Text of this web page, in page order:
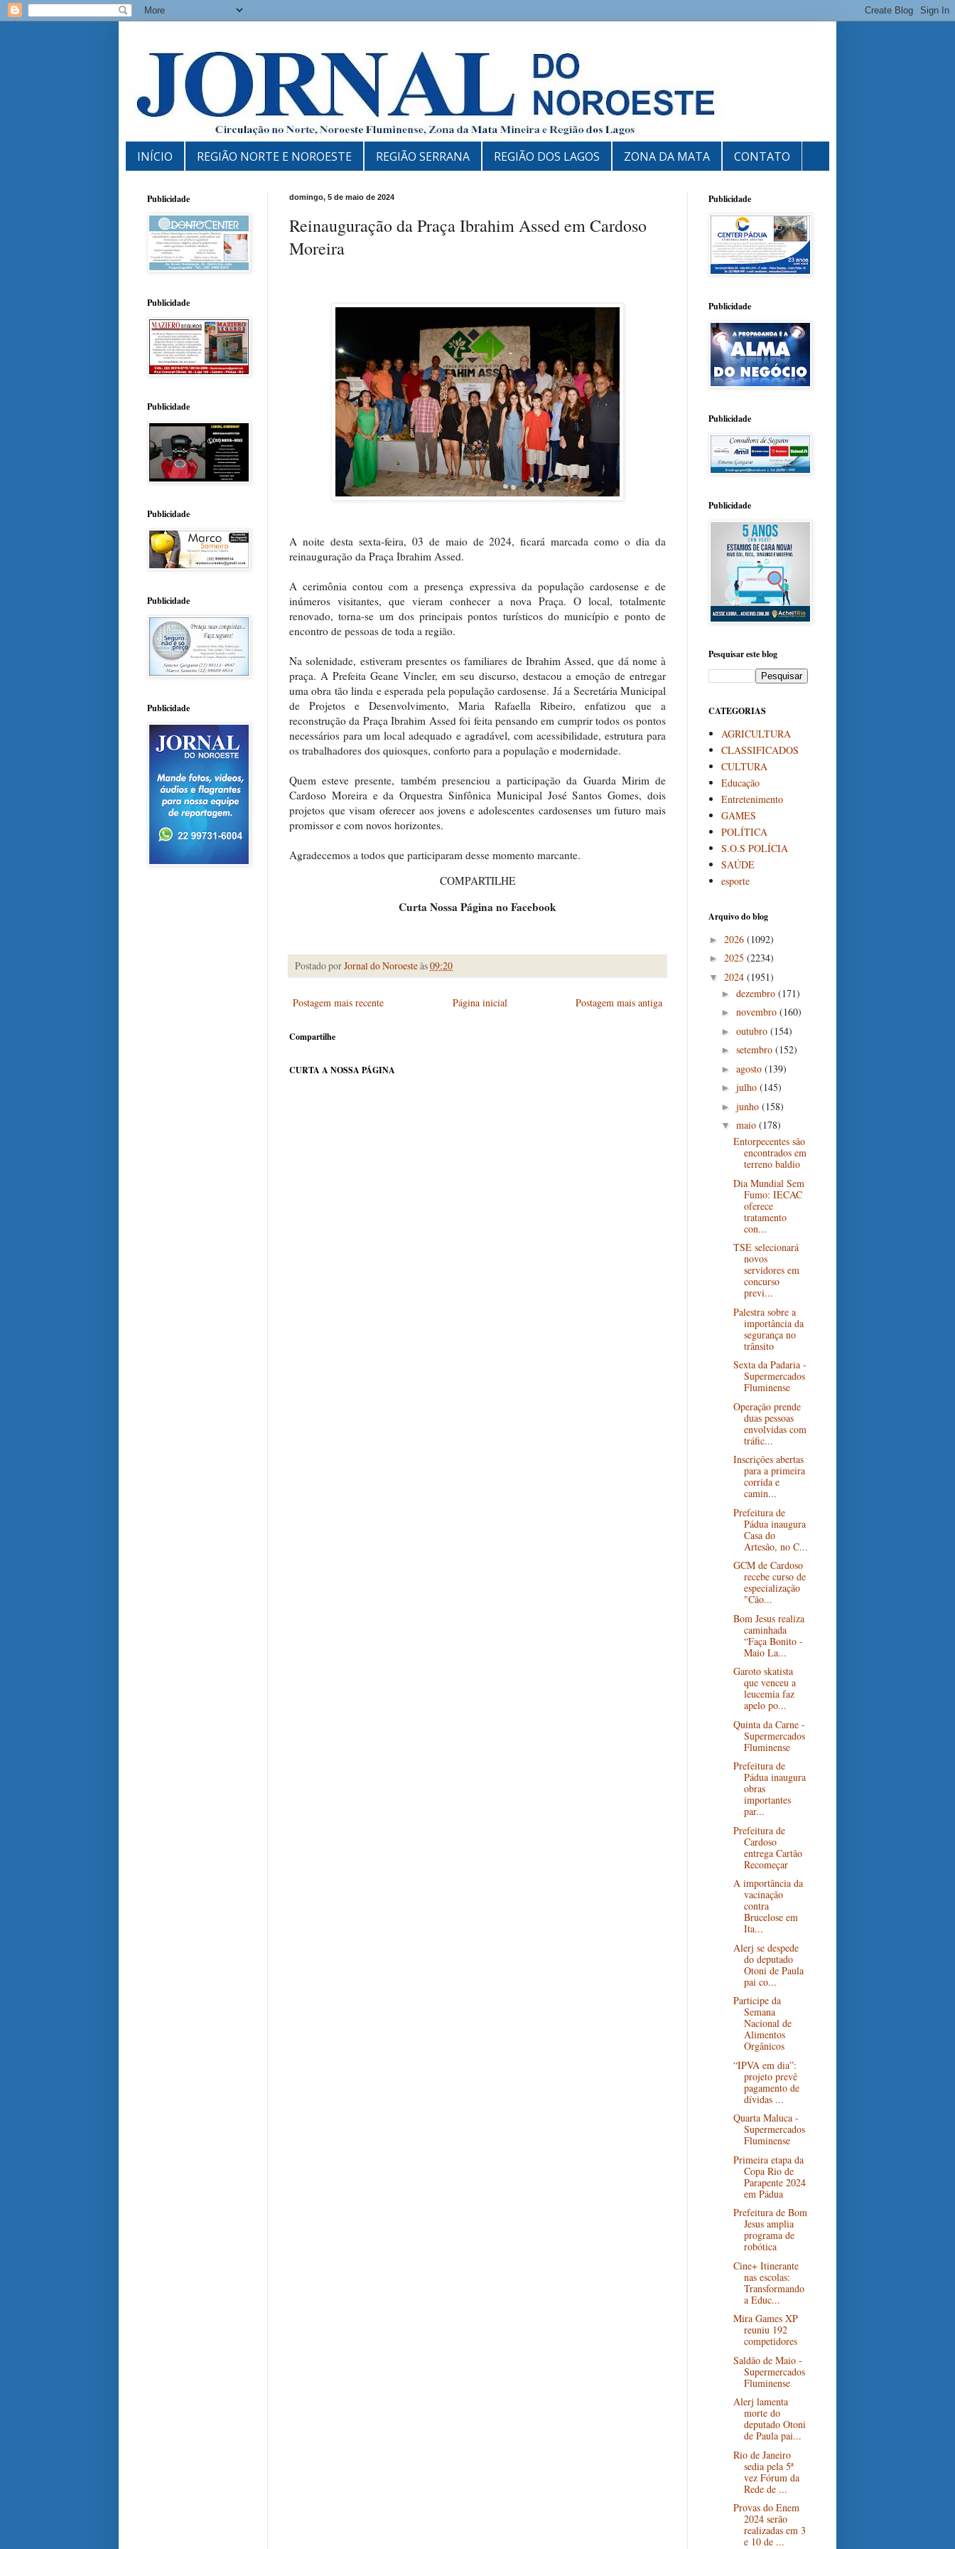
INÍCIO REGIÃO NORTE E NOROESTE REGIÃO SERRANA REGIÃO DOS LAGOS ZONA DA MATA CONTATO
domingo, 5 de maio de 2024
Reinauguração da Praça Ibrahim Assed em Cardoso
Moreira
A noite desta sexta-feira, 03 de maio de 2024, ficará marcada como o dia da
reinauguração da Praça Ibrahim Assed.
A cerimônia contou com a presença expressiva da população cardosense e de
inúmeros visitantes, que vieram conhecer a nova Praça. O local, totalmente
renovado, torna-se um dos principais pontos turísticos do município e ponto de
encontro de pessoas de toda a região.
Na solenidade, estiveram presentes os familiares de Ibrahim Assed, que dá nome à
praça. A Prefeita Geane Vincler, em seu discurso, destacou a emoção de entregar
uma obra tão linda e esperada pela população cardosense. Já a Secretária Municipal
de Projetos e Desenvolvimento, Maria Rafaella Ribeiro, enfatizou que a
reconstrução da Praça Ibrahim Assed foi feita pensando em cumprir todos os pontos
necessários para um local adequado e agradável, com acessibilidade, estrutura para
os trabalhadores dos quiosques, conforto para a população e modernidade.
Quem esteve presente, também presenciou a participação da Guarda Mirim de
Cardoso Moreira e da Orquestra Sinfônica Municipal José Santos Gomes, dois
projetos que visam oferecer aos jovens e adolescentes cardosenses um futuro mais
promissor e com novos horizontes.
Agradecemos a todos que participaram desse momento marcante.
COMPARTILHE
Curta Nossa Página no Facebook
Postado porJornal do Noroesteàs09:20
Postagem mais recente Postagem mais antiga
Página inicial
Compartilhe
CURTA A NOSSA PÁGINA
Publicidade
Publicidade
Publicidade
Publicidade
Publicidade
Publicidade
Publicidade
Publicidade
Publicidade
Publicidade
Pesquisar este blog
CATEGORIAS
AGRICULTURA
CLASSIFICADOS
CULTURA
Educação
Entretenimento
GAMES
POLÍTICA
S.O.S POLÍCIA
SAÚDE
esporte
Arquivo do blog
► 2026 (1092)
► 2025 (2234)
▼ 2024 (1951)
► dezembro (171)
► novembro (160)
► outubro (154)
► setembro (152)
► agosto (139)
► julho (145)
► junho (158)
▼ maio (178)
Entorpecentes são
encontrados em
terreno baldio
Dia Mundial Sem
Fumo: IECAC
oferece
tratamento
con...
TSE selecionará
novos
servidores em
concurso
previ...
Palestra sobre a
importância da
segurança no
trânsito
Sexta da Padaria -
Supermercados
Fluminense
Operação prende
duas pessoas
envolvidas com
tráfic...
Inscrições abertas
para a primeira
corrida e
camin...
Prefeitura de
Pádua inaugura
Casa do
Artesão, no C...
GCM de Cardoso
recebe curso de
especialização
"Cão...
Bom Jesus realiza
caminhada
“Faça Bonito -
Maio La...
Garoto skatista
que venceu a
leucemia faz
apelo po...
Quinta da Carne -
Supermercados
Fluminense
Prefeitura de
Pádua inaugura
obras
importantes
par...
Prefeitura de
Cardoso
entrega Cartão
Recomeçar
A importância da
vacinação
contra
Brucelose em
Ita...
Alerj se despede
do deputado
Otoni de Paula
pai co...
Participe da
Semana
Nacional de
Alimentos
Orgânicos
“IPVA em dia”:
projeto prevê
pagamento de
dívidas ...
Quarta Maluca -
Supermercados
Fluminense
Primeira etapa da
Copa Rio de
Parapente 2024
em Pádua
Prefeitura de Bom
Jesus amplia
programa de
robótica
Cine+ Itinerante
nas escolas:
Transformando
a Educ...
Mira Games XP
reuniu 192
competidores
Saldão de Maio -
Supermercados
Fluminense
Alerj lamenta
morte do
deputado Otoni
de Paula pai...
Rio de Janeiro
sedia pela 5ª
vez Fórum da
Rede de ...
Provas do Enem
2024 serão
realizadas em 3
e 10 de ...